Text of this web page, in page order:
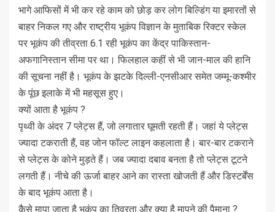
भागे आफिसों में भी कर रहे काम को छोड़ कर लोग बिल्डिंग या इमारतों से
बाहर निकल गए और राष्ट्रीय भूकंप विज्ञान के मुताबिक रिक्टर स्केल
पर भूकंप की तीव्रता 6.1 रही भूकंप का केंद्र पाकिस्तान-
अफगानिस्तान सीमा पर था। फिलहाल कहीं से भी जान-माल की हानि
की सूचना नहीं है। भूकंप के झटके दिल्ली-एनसीआर समेत जम्मू-कश्मीर
के पूंछ इलाके में भी महसूस हुए।
क्यों आता है भूकंप ?
पृथ्वी के अंदर 7 प्लेट्स हैं, जो लगातार घूमती रहती हैं। जहां ये प्लेट्स
ज्यादा टकराती हैं, वह जोन फॉल्ट लाइन कहलाता है। बार-बार टकराने
से प्लेट्स के कोने मुड़ते हैं। जब ज्यादा दबाव बनता है तो प्लेट्स टूटने
लगती हैं। नीचे की ऊर्जा बाहर आने का रास्ता खोजती हैं और डिस्टर्बेंस
के बाद भूकंप आता है।
कैसे मापा जाता है भूकंप का तिव्रता और क्या है मापने की पैमाना ?